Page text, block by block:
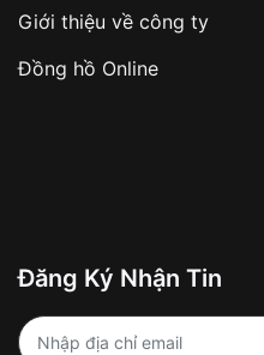
Giới thiệu về công ty
Đồng hồ Online
Đăng Ký Nhận Tin